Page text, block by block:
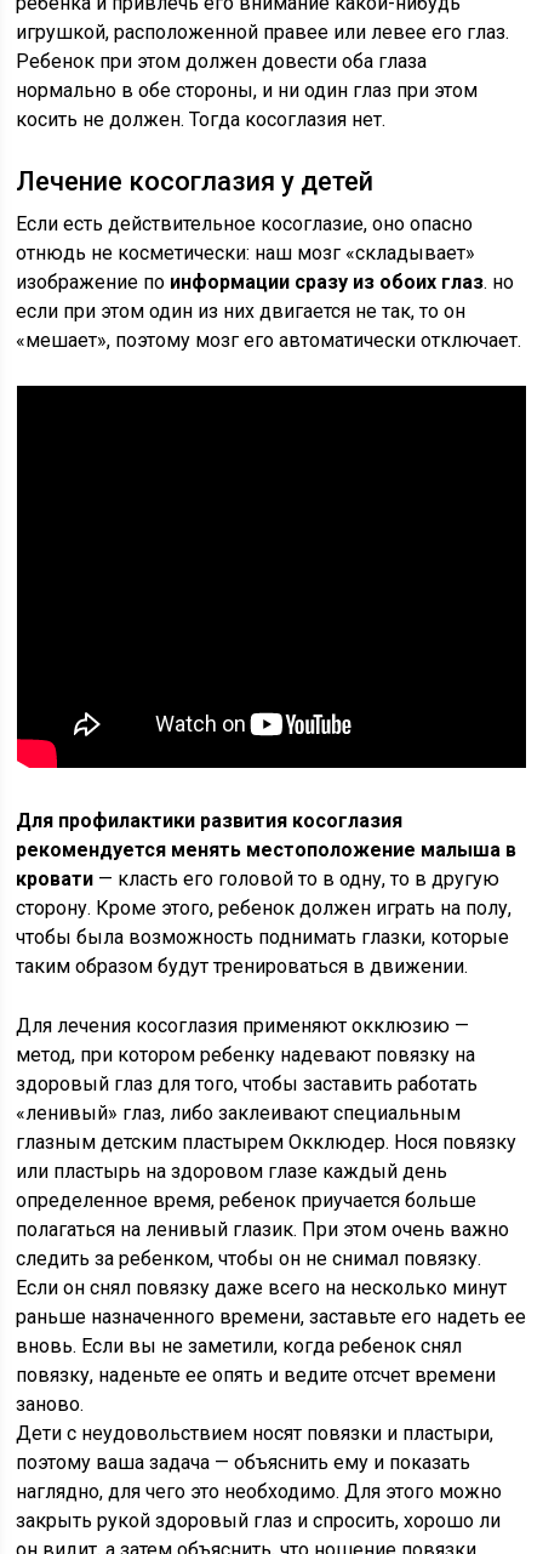
игрушкой, расположенной правее или левее его глаз.
Ребенок при этом должен довести оба глаза
нормально в обе стороны, и ни один глаз при этом
косить не должен. Тогда косоглазия нет.
Лечение косоглазия у детей
Если есть действительное косоглазие, оно опасно
отнюдь не косметически: наш мозг «складывает»
изображение по информации сразу из обоих глаз. но
если при этом один из них двигается не так, то он
«мешает», поэтому мозг его автоматически отключает.
Для профилактики развития косоглазия
рекомендуется менять местоположение малыша в
кровати — класть его головой то в одну, то в другую
сторону. Кроме этого, ребенок должен играть на полу,
чтобы была возможность поднимать глазки, которые
таким образом будут тренироваться в движении.
Для лечения косоглазия применяют окклюзию —
метод, при котором ребенку надевают повязку на
здоровый глаз для того, чтобы заставить работать
«ленивый» глаз, либо заклеивают специальным
глазным детским пластырем Окклюдер. Нося повязку
или пластырь на здоровом глазе каждый день
определенное время, ребенок приучается больше
полагаться на ленивый глазик. При этом очень важно
следить за ребенком, чтобы он не снимал повязку.
Если он снял повязку даже всего на несколько минут
раньше назначенного времени, заставьте его надеть ее
вновь. Если вы не заметили, когда ребенок снял
повязку, наденьте ее опять и ведите отсчет времени
заново.
Дети с неудовольствием носят повязки и пластыри,
поэтому ваша задача — объяснить ему и показать
наглядно, для чего это необходимо. Для этого можно
закрыть рукой здоровый глаз и спросить, хорошо ли